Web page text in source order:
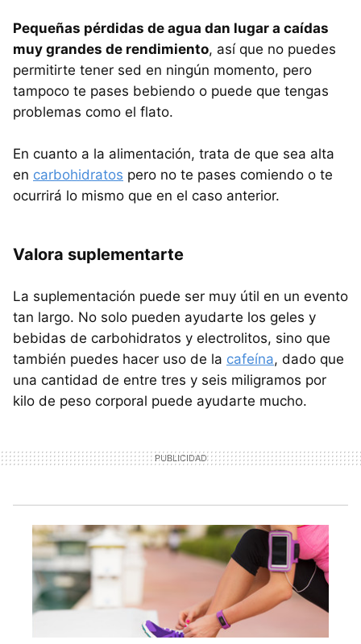
Pequeñas pérdidas de agua dan lugar a caídas
muy grandes de rendimiento, así que no puedes
permitirte tener sed en ningún momento, pero
tampoco te pases bebiendo o puede que tengas
problemas como el flato.
En cuanto a la alimentación, trata de que sea alta
en carbohidratos pero no te pases comiendo o te
ocurrirá lo mismo que en el caso anterior.
Valora suplementarte
La suplementación puede ser muy útil en un evento
tan largo. No solo pueden ayudarte los geles y
bebidas de carbohidratos y electrolitos, sino que
también puedes hacer uso de la cafeína, dado que
una cantidad de entre tres y seis miligramos por
kilo de peso corporal puede ayudarte mucho.